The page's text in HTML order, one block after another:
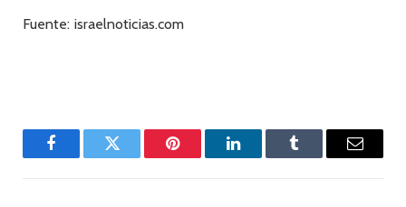
Fuente: israelnoticias.com
FacebookTwitter Pinterest LinkedInTumblr Email